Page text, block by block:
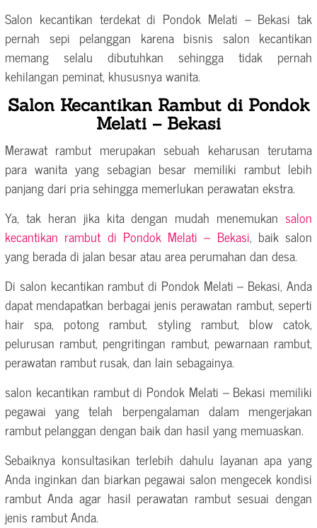
Salon kecantikan terdekat di Pondok Melati – Bekasi tak
pernah sepi pelanggan karena bisnis salon kecantikan
memang selalu dibutuhkan sehingga tidak pernah
kehilangan peminat, khususnya wanita.
Salon Kecantikan Rambut di Pondok
Melati – Bekasi
Merawat rambut merupakan sebuah keharusan terutama
para wanita yang sebagian besar memiliki rambut lebih
panjang dari pria sehingga memerlukan perawatan ekstra.
Ya, tak heran jika kita dengan mudah menemukan salon
kecantikan rambut di Pondok Melati – Bekasi, baik salon
yang berada di jalan besar atau area perumahan dan desa.
Di salon kecantikan rambut di Pondok Melati – Bekasi, Anda
dapat mendapatkan berbagai jenis perawatan rambut, seperti
hair spa, potong rambut, styling rambut, blow catok,
pelurusan rambut, pengritingan rambut, pewarnaan rambut,
perawatan rambut rusak, dan lain sebagainya.
salon kecantikan rambut di Pondok Melati – Bekasi memiliki
pegawai yang telah berpengalaman dalam mengerjakan
rambut pelanggan dengan baik dan hasil yang memuaskan.
Sebaiknya konsultasikan terlebih dahulu layanan apa yang
Anda inginkan dan biarkan pegawai salon mengecek kondisi
rambut Anda agar hasil perawatan rambut sesuai dengan
jenis rambut Anda.